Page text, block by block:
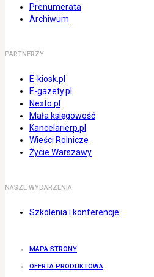
Prenumerata
Archiwum
PARTNERZY
E-kiosk.pl
E-gazety.pl
Nexto.pl
Mała księgowość
Kancelarierp.pl
Wieści Rolnicze
Życie Warszawy
NASZE WYDARZENIA
Szkolenia i konferencje
MAPA STRONY
OFERTA PRODUKTOWA